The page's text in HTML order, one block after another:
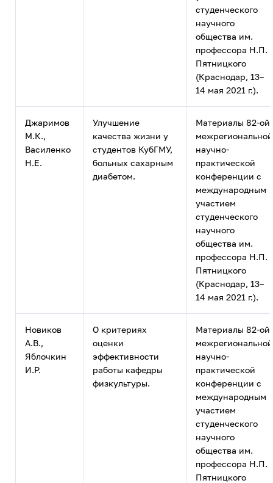
студенческого
научного
общества им.
профессора Н.П.
Пятницкого
(Краснодар, 13–
14 мая 2021 г.).
Джаримов
М.К.,
Василенко
Н.Е.
Улучшение
качества жизни у
студентов КубГМУ,
больных сахарным
диабетом.
Материалы 82-ой
межрегиональной
научно-
практической
конференции с
международным
участием
студенческого
научного
общества им.
профессора Н.П.
Пятницкого
(Краснодар, 13–
14 мая 2021 г.).
Новиков
А.В.,
Яблочкин
И.Р.
О критериях
оценки
эффективности
работы кафедры
физкультуры.
Материалы 82-ой
межрегиональной
научно-
практической
конференции с
международным
участием
студенческого
научного
общества им.
профессора Н.П.
Пятницкого